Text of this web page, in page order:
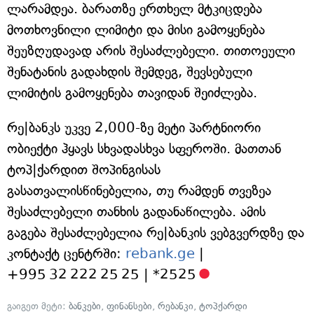
ლარამდეა. ბარათზე ერთხელ მტკიცდება
მოთხოვნილი ლიმიტი და მისი გამოყენება
შეუზღუდავად არის შესაძლებელი. თითოეული
შენატანის გადახდის შემდეგ, შევსებული
ლიმიტის გამოყენება თავიდან შეიძლება.
რე|ბანკს უკვე 2,000-ზე მეტი პარტნიორი
ობიექტი ჰყავს სხვადასხვა სფეროში. მათთან
ტოპ|ქარდით შოპინგისას
გასათვალისწინებელია, თუ რამდენ თვეზეა
შესაძლებელი თანხის გადანაწილება. ამის
გაგება შესაძლებელია რე|ბანკის ვებგვერდზე და
კონტაქტ ცენტრში: rebank.ge
+995 32 222 25 25 | *2525
გაიგეთ მეტი: ბანკები, ფინანსები, რებანკი, ტოპქარდი